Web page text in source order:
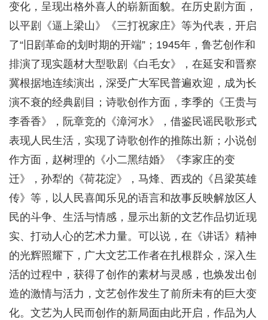
变化，呈现出格外喜人的崭新面貌。在历史剧方面，
以平剧《逼上梁山》《三打祝家庄》等为代表，开启
了“旧剧革命的划时期的开端”；1945年，鲁艺创作和
排演了现实题材大型歌剧《白毛女》，在延安和晋察
冀根据地连续演出，深受广大军民普遍欢迎，成为长
演不衰的经典剧目；诗歌创作方面，李季的《王贵与
李香香》，阮章竞的《漳河水》，借鉴民谣民歌形式
表现人民生活，实现了诗歌创作的推陈出新；小说创
作方面，赵树理的《小二黑结婚》《李家庄的变
迁》，孙犁的《荷花淀》，马烽、西戎的《吕梁英雄
传》等，以人民喜闻乐见的语言和故事反映解放区人
民的斗争、生活与情感，显示出新的文艺作品切近现
实、打动人心的艺术力量。可以说，在《讲话》精神
的光辉照耀下，广大文艺工作者在扎根群众，深入生
活的过程中，获得了创作的素材与灵感，也焕发出创
造的激情与活力，文艺创作发生了前所未有的巨大变
化。文艺为人民而创作的新局面由此开启，作品为人